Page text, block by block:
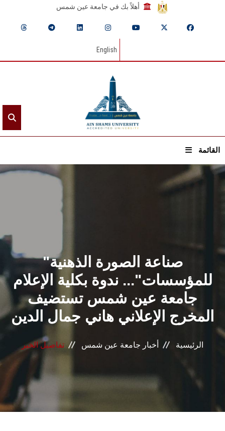
أهلاً بك في جامعة عين شمس
English
القائمة
القطاعـات
الشئون الأكاديمية
البحث العلمي
الرعاية الصحية
المراكز والوحدات
الأنظمة الذكية
الإعلام
"صناعة الصورة الذهنية
للمؤسسات"... ندوة بكلية الإعلام
جامعة عين شمس تستضيف
المخرج الإعلاني هاني جمال الدين
الرئيسية أخبار جامعة عين شمس تفاصيل الخبر